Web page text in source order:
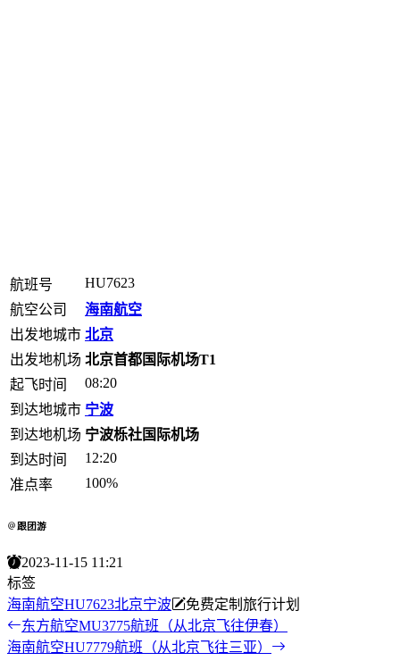
航班号
HU7623
航空公司
海南航空
出发地城市 北京
出发地机场 北京首都国际机场T1
起飞时间
08:20
到达地城市 宁波
到达地机场 宁波栎社国际机场
到达时间
12:20
准点率
100%
跟团游
2023-11-15 11:21
标签
海南航空HU7623北京宁波
免费定制旅行计划
东方航空MU3775航班（从北京飞往伊春）
海南航空HU7779航班（从北京飞往三亚）